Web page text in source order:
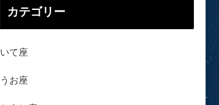
カテゴリー
いて座
うお座